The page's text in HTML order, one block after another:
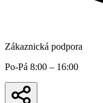
Zákaznická podpora
Po-Pá 8:00 – 16:00